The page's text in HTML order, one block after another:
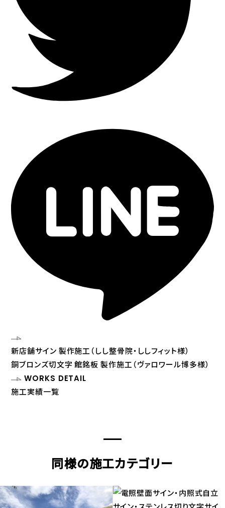
新店舗サイン 製作施工（しし整骨院・ししフィット様）
銅ブロンズ切文字 館銘板 製作施工（ヴァロワール博多様）
WORKS DETAIL
施工実績一覧
同様の施工カテゴリー